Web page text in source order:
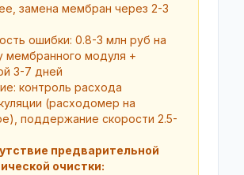
замена мембран через 2-3
ошибки: 0.8-3 млн руб на
мембранного модуля +
3-7 дней
контроль расхода
(расходомер на
поддержание скорости 2.5-
предварительной
очистки: